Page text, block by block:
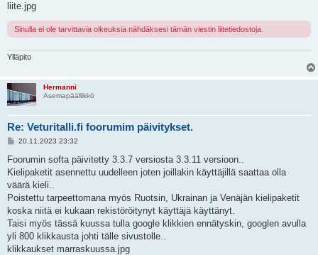
liite.jpg
Sinulla ei ole tarvittavia oikeuksia nähdäksesi tämän viestin liitetiedostoja.
Ylläpito
Hermanni
Asemapäällikkö
Re: Veturitalli.fi foorumim päivitykset.
V
e
t
i
20.11.2023 23:32
Foorumin softa päivitetty 3.3.7 versiosta 3.3.11 versioon..
Kielipaketit asennettu uudelleen joten joillakin käyttäjillä saattaa olla
väärä kieli..
Poistettu tarpeettomana myös Ruotsin, Ukrainan ja Venäjän kielipaketit
koska niitä ei kukaan rekistöröitynyt käyttäjä käyttänyt.
Taisi myös tässä kuussa tulla google klikkien ennätyskin, googlen avulla
yli 800 klikkausta johti tälle sivustolle..
klikkaukset marraskuussa.jpg